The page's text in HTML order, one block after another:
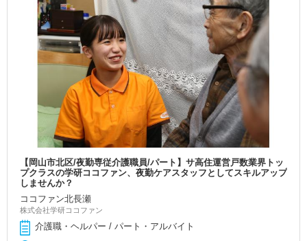
【岡山市北区/夜勤専従介護職員/パート】サ高住運営戸数業界トッ
プクラスの学研ココファン、夜勤ケアスタッフとしてスキルアップ
しませんか？
ココファン北長瀬
株式会社学研ココファン
介護職・ヘルパー / パート・アルバイト